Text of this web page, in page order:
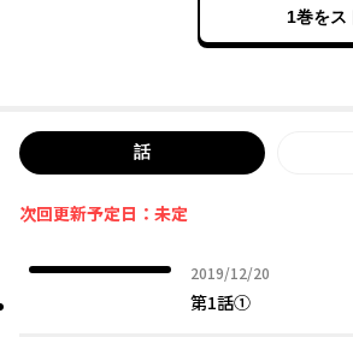
1巻をス
話
次回更新予定日：未定
2019/12/20
2019年12月20日
第1話①